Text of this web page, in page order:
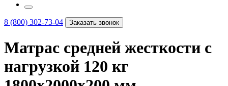
8 (800) 302-73-04 Заказать звонок
Матрас средней жесткости с
нагрузкой 120 кг